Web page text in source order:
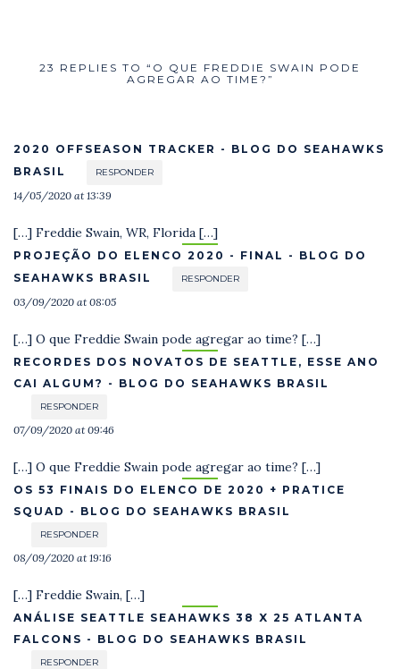
23 REPLIES TO “O QUE FREDDIE SWAIN PODE
AGREGAR AO TIME?”
2020 OFFSEASON TRACKER - BLOG DO SEAHAWKS
BRASIL
RESPONDER
14/05/2020 at 13:39
[…] Freddie Swain, WR, Florida […]
PROJEÇÃO DO ELENCO 2020 - FINAL - BLOG DO
SEAHAWKS BRASIL
RESPONDER
03/09/2020 at 08:05
[…] O que Freddie Swain pode agregar ao time? […]
RECORDES DOS NOVATOS DE SEATTLE, ESSE ANO
CAI ALGUM? - BLOG DO SEAHAWKS BRASIL
RESPONDER
07/09/2020 at 09:46
[…] O que Freddie Swain pode agregar ao time? […]
OS 53 FINAIS DO ELENCO DE 2020 + PRATICE
SQUAD - BLOG DO SEAHAWKS BRASIL
RESPONDER
08/09/2020 at 19:16
[…] Freddie Swain, […]
ANÁLISE SEATTLE SEAHAWKS 38 X 25 ATLANTA
FALCONS - BLOG DO SEAHAWKS BRASIL
RESPONDER